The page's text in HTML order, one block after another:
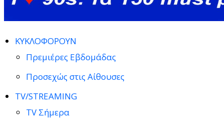
ΚΥΚΛΟΦΟΡΟΥΝ
Πρεμιέρες Εβδομάδας
Προσεχώς στις Αίθουσες
TV/STREAMING
TV Σήμερα